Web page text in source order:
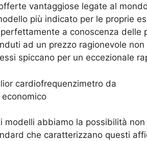
vantaggiose legate al
più indicato per le proprie
a conoscenza delle
ad un prezzo ragionevole
spiccano per un eccezionale
modelli abbiamo la possibilità
che caratterizzano questi